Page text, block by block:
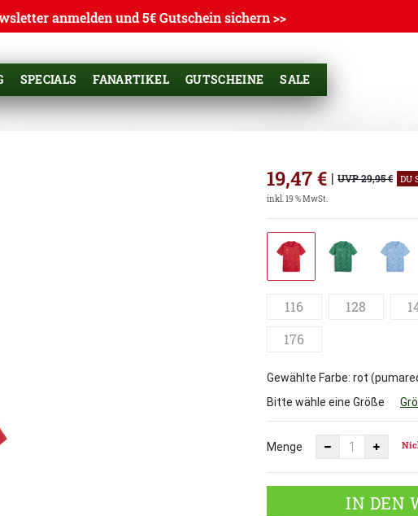
anmelden und 5€ Gutschein sichern >>
SPECIALS FANARTIKEL GUTSCHEINE SALE
19,47€ | UVP 29,95 € DU
inkl. 19 % MwSt.
116 128
176
Gewählte Farbe: rot
Bitte wähle eine Größe
Menge
IN DEN